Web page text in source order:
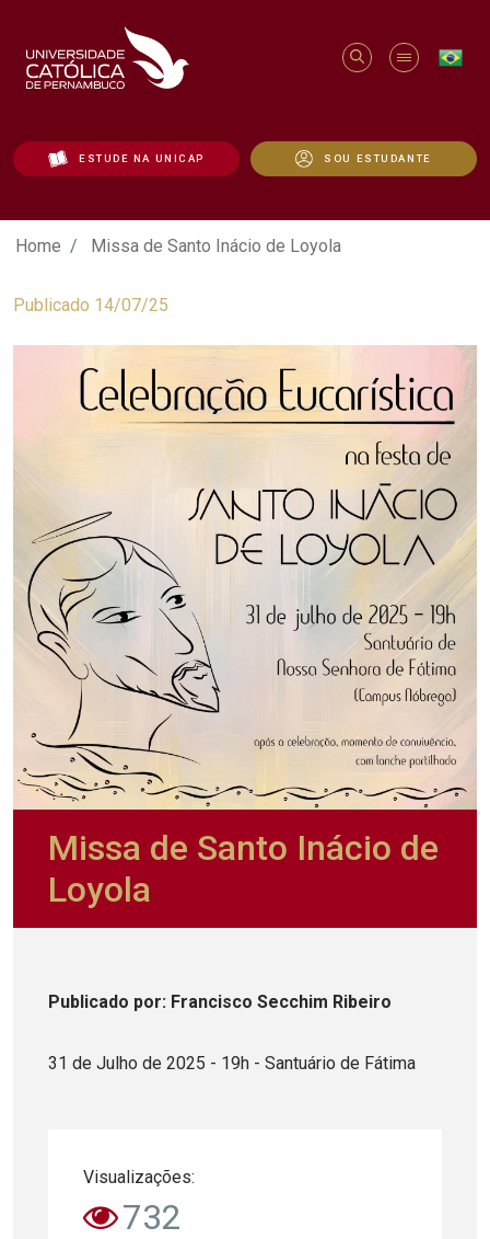
ESTUDE NA UNICAP SOU ESTUDANTE
Missa de Santo Inácio de Loyola -
Home Missa de Santo Inácio de Loyola
Publicado 14/07/25
Missa de Santo Inácio de
Loyola
Publicado por: Francisco Secchim Ribeiro
31 de Julho de 2025 - 19h - Santuário de Fátima
Visualizações:
732